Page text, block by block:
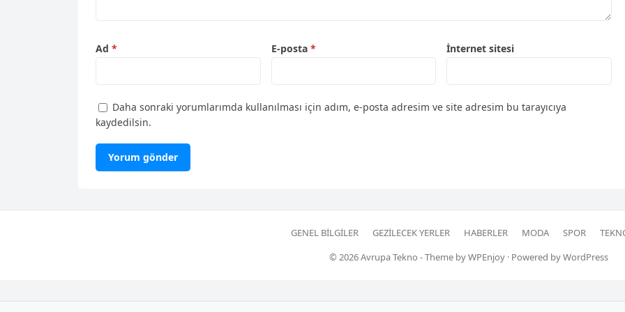
Ad * E-posta * İnternet sitesi
Daha sonraki yorumlarımda kullanılması için adım, e-posta adresim ve site adresim bu tarayıcıya
kaydedilsin.
GENEL BILGILER GEZILECEK YERLER HABERLER MODA SPOR
© 2026Avrupa Tekno - Theme byWPEnjoy · Powered byWordPress